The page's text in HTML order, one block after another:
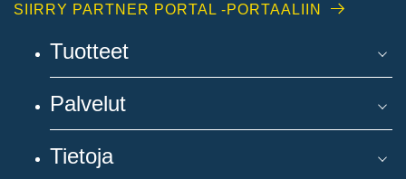
SIIRRY PARTNER PORTAL -PORTAALIIN
Tuotteet
Palvelut
Tietoja